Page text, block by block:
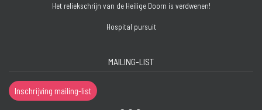
Het reliekschrijn van de Heilige Doorn is verdwenen!
Hospital pursuit
MAILING-LIST
Inschrijving mailing-list